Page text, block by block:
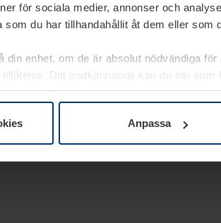
för sociala medier, annonser och
som du har tillhandahållit åt dem eller
enhet, om de är absolut nödvändiga
Ditt godkännande kan du när
på vår webbplats.
Anpassa